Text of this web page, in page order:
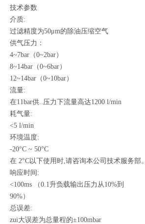
技术参数
介质:
过滤精度为50μm的除油压缩空气
供气压力：
4~7bar（0~2bar）
8~14bar（0~6bar）
12~14bar（0~10bar）
流量:
在11bar供..压力下流量高达1200 l/min
耗气量:
<5 l/min
环境温度:
-20°C ~ 50°C
在 2°C以下使用时,请咨询本公司技术服务部。
响应时间:
<100ms （0.1升负载输出压力从10%到
90%）
总误差:
zui大误差为总量程的±100mbar